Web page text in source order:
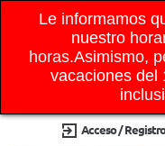
Le informamos
nuestro
horas.Asimismo,
vacaciones del
Acceso /